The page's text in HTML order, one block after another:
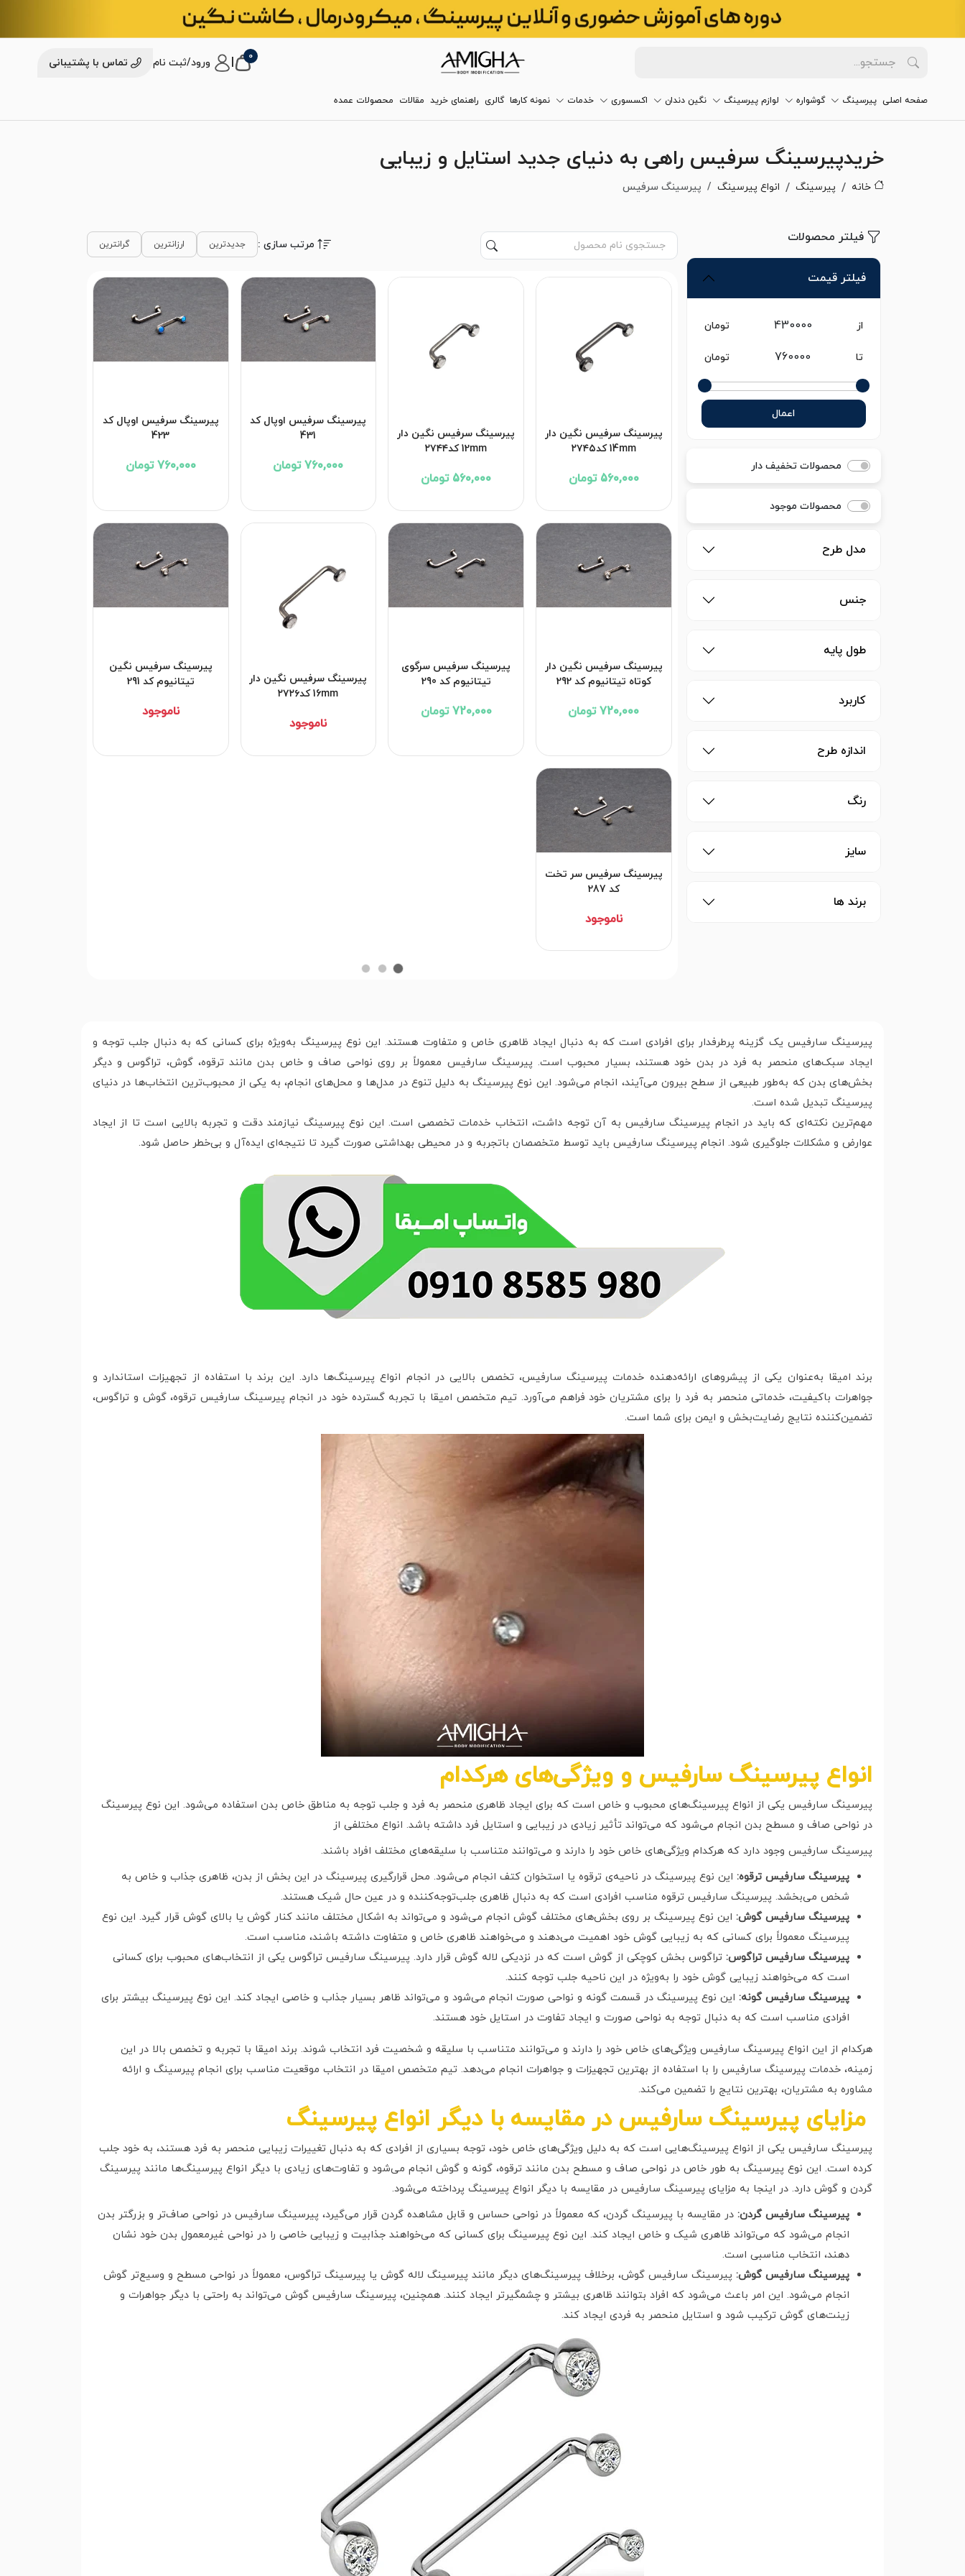
0 ورود/ثبت نام تماس با پشتیبانی
صفحه اصلی پیرسینگ گوشواره لوازم پیرسینگ نگین دندان اکسسوری خدمات نمونه کارها گالری راهنمای خرید مقالات محصولات عمده
خریدپیرسینگ سرفیس راهی به دنیای جدید استایل و زیبایی
خانه پیرسینگ انواع پیرسینگ پیرسینگ سرفیس
فیلتر محصولات
فیلتر قیمت
از تومان
تا تومان
اعمال
محصولات تخفیف دار
محصولات موجود
مدل طرح
جنس
طول پایه
کاربرد
اندازه طرح
رنگ
سایز
برند ها
مرتب سازی : جدیدترین ارزانترین گرانترین
پیرسینگ سرفیس نگین دار
14mm کد۲۷۴۵
560,000 تومان
پیرسینگ سرفیس نگین دار
12mm کد۲۷۴۴
560,000 تومان
پیرسینگ سرفیس اوپال کد
431
760,000 تومان
پیرسینگ سرفیس اوپال کد
423
760,000 تومان
پیرسینگ سرفیس نگین دار
کوتاه تیتانیوم کد 292
720,000 تومان
پیرسینگ سرفیس سرگوی
تیتانیوم کد 290
720,000 تومان
پیرسینگ سرفیس نگین دار
16mm کد۲۷۲۶
ناموجود
پیرسینگ سرفیس نگین
تیتانیوم کد 291
ناموجود
پیرسینگ سرفیس سر تخت
کد 287
ناموجود
پیرسینگ سارفیس یک گزینه پرطرفدار برای افرادی است که به دنبال ایجاد ظاهری خاص و متفاوت هستند. این نوع پیرسینگ به‌ویژه برای کسانی که به دنبال جلب توجه و
ایجاد سبک‌های منحصر به فرد در بدن خود هستند، بسیار محبوب است. پیرسینگ سارفیس معمولاً بر روی نواحی صاف و خاص بدن مانند ترقوه، گوش، تراگوس و دیگر
بخش‌های بدن که به‌طور طبیعی از سطح بیرون می‌آیند، انجام می‌شود. این نوع پیرسینگ به دلیل تنوع در مدل‌ها و محل‌های انجام، به یکی از محبوب‌ترین انتخاب‌ها در دنیای
پیرسینگ تبدیل شده است.
مهم‌ترین نکته‌ای که باید در انجام پیرسینگ سارفیس به آن توجه داشت، انتخاب خدمات تخصصی است. این نوع پیرسینگ نیازمند دقت و تجربه بالایی است تا از ایجاد
عوارض و مشکلات جلوگیری شود. انجام پیرسینگ سارفیس باید توسط متخصصان باتجربه و در محیطی بهداشتی صورت گیرد تا نتیجه‌ای ایده‌آل و بی‌خطر حاصل شود.
برند امیقا به‌عنوان یکی از پیشروهای ارائه‌دهنده خدمات پیرسینگ سارفیس، تخصص بالایی در انجام انواع پیرسینگ‌ها دارد. این برند با استفاده از تجهیزات استاندارد و
جواهرات باکیفیت، خدماتی منحصر به فرد را برای مشتریان خود فراهم می‌آورد. تیم متخصص امیقا با تجربه گسترده خود در انجام پیرسینگ سارفیس ترقوه، گوش و تراگوس،
تضمین‌کننده نتایج رضایت‌بخش و ایمن برای شما است.
انواع پیرسینگ سارفیس و ویژگی‌های هرکدام
پیرسینگ سارفیس یکی از انواع پیرسینگ‌های محبوب و خاص است که برای ایجاد ظاهری منحصر به فرد و جلب توجه به مناطق خاص بدن استفاده می‌شود. این نوع پیرسینگ
در نواحی صاف و مسطح بدن انجام می‌شود که می‌تواند تأثیر زیادی در زیبایی و استایل فرد داشته باشد. انواع مختلفی از
پیرسینگ سارفیس وجود دارد که هرکدام ویژگی‌های خاص خود را دارند و می‌توانند متناسب با سلیقه‌های مختلف افراد باشند.
پیرسینگ سارفیس ترقوه: این نوع پیرسینگ در ناحیه‌ی ترقوه یا استخوان کتف انجام می‌شود. محل قرارگیری پیرسینگ در این بخش از بدن، ظاهری جذاب و خاص به
شخص می‌بخشد. پیرسینگ سارفیس ترقوه مناسب افرادی است که به دنبال ظاهری جلب‌توجه‌کننده و در عین حال شیک هستند.
پیرسینگ سارفیس گوش: این نوع پیرسینگ بر روی بخش‌های مختلف گوش انجام می‌شود و می‌تواند به اشکال مختلف مانند کنار گوش یا بالای گوش قرار گیرد. این نوع
پیرسینگ معمولاً برای کسانی که به زیبایی گوش خود اهمیت می‌دهند و می‌خواهند ظاهری خاص و متفاوت داشته باشند، مناسب است.
پیرسینگ سارفیس تراگوس: تراگوس بخش کوچکی از گوش است که در نزدیکی لاله گوش قرار دارد. پیرسینگ سارفیس تراگوس یکی از انتخاب‌های محبوب برای کسانی
است که می‌خواهند زیبایی گوش خود را به‌ویژه در این ناحیه جلب توجه کنند.
پیرسینگ سارفیس گونه: این نوع پیرسینگ در قسمت گونه و نواحی صورت انجام می‌شود و می‌تواند ظاهر بسیار جذاب و خاصی ایجاد کند. این نوع پیرسینگ بیشتر برای
افرادی مناسب است که به دنبال توجه به نواحی صورت و ایجاد تفاوت در استایل خود هستند.
هرکدام از این انواع پیرسینگ سارفیس ویژگی‌های خاص خود را دارند و می‌توانند متناسب با سلیقه و شخصیت فرد انتخاب شوند. برند امیقا با تجربه و تخصص بالا در این
زمینه، خدمات پیرسینگ سارفیس را با استفاده از بهترین تجهیزات و جواهرات انجام می‌دهد. تیم متخصص امیقا در انتخاب موقعیت مناسب برای انجام پیرسینگ و ارائه
مشاوره به مشتریان، بهترین نتایج را تضمین می‌کند.
مزایای پیرسینگ سارفیس در مقایسه با دیگر انواع پیرسینگ
پیرسینگ سارفیس یکی از انواع پیرسینگ‌هایی است که به دلیل ویژگی‌های خاص خود، توجه بسیاری از افرادی که به دنبال تغییرات زیبایی منحصر به فرد هستند، به خود جلب
کرده است. این نوع پیرسینگ به طور خاص در نواحی صاف و مسطح بدن مانند ترقوه، گونه و گوش انجام می‌شود و تفاوت‌های زیادی با دیگر انواع پیرسینگ‌ها مانند پیرسینگ
گردن و گوش دارد. در اینجا به مزایای پیرسینگ سارفیس در مقایسه با دیگر انواع پیرسینگ پرداخته می‌شود.
پیرسینگ سارفیس گردن: در مقایسه با پیرسینگ گردن، که معمولاً در نواحی حساس و قابل مشاهده گردن قرار می‌گیرد، پیرسینگ سارفیس در نواحی صاف‌تر و بزرگتر بدن
انجام می‌شود که می‌تواند ظاهری شیک و خاص ایجاد کند. این نوع پیرسینگ برای کسانی که می‌خواهند جذابیت و زیبایی خاصی را در نواحی غیرمعمول بدن خود نشان
دهند، انتخاب مناسبی است.
پیرسینگ سارفیس گوش: پیرسینگ سارفیس گوش، برخلاف پیرسینگ‌های دیگر مانند پیرسینگ لاله گوش یا پیرسینگ تراگوس، معمولاً در نواحی مسطح و وسیع‌تر گوش
انجام می‌شود. این امر باعث می‌شود که افراد بتوانند ظاهری بیشتر و چشمگیرتر ایجاد کنند. همچنین، پیرسینگ سارفیس گوش می‌تواند به راحتی با دیگر جواهرات و
زینت‌های گوش ترکیب شود و استایل منحصر به فردی ایجاد کند.